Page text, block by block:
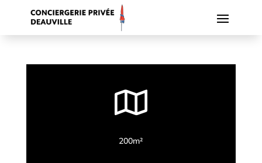

200m²